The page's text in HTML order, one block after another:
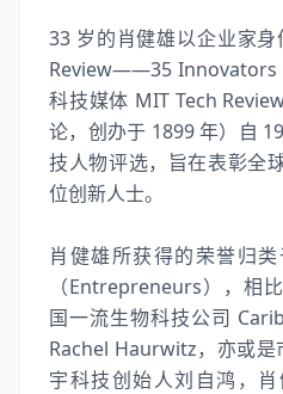
33 岁的肖健雄以企业家
Review——35 Innovators
科技媒体 MIT Tech
论，创办于 1899 年）自
技人物评选，旨在表彰全
位创新人士。
肖健雄所获得的荣誉归
（Entrepreneurs），相
国一流生物科技公司
Rachel Haurwitz，亦或是
宇科技创始人刘自鸿，肖